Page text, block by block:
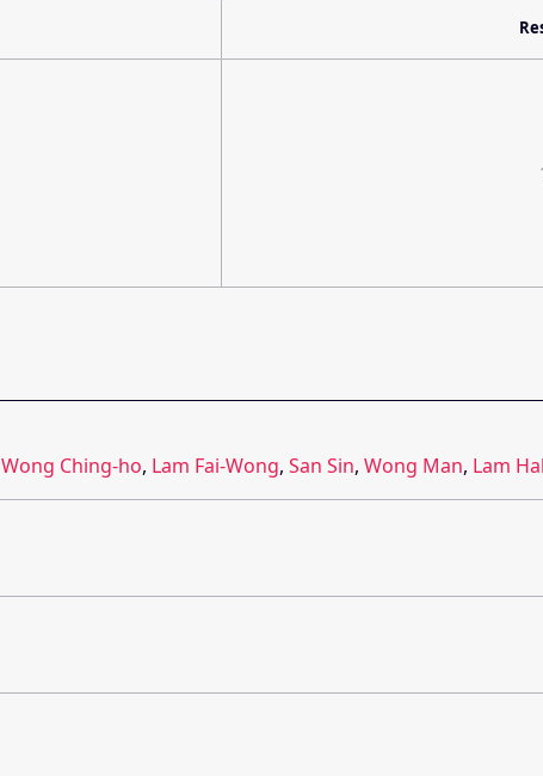
Wong Ching-ho, Lam Fai-Wong, San Sin, Wong Man, Lam